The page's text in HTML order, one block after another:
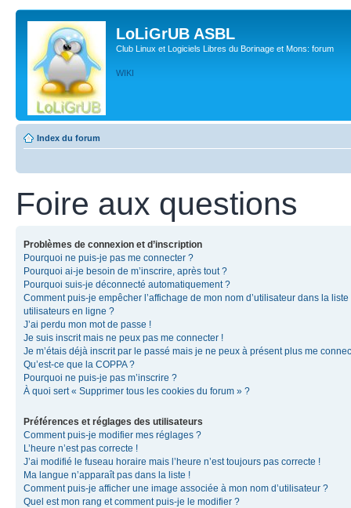
LoLiGrUB ASBL
Club Linux et Logiciels Libres du Borinage et Mons: forum
WIKI
Index du forum
Foire aux questions
Problèmes de connexion et d’inscription
Pourquoi ne puis-je pas me connecter ?
Pourquoi ai-je besoin de m’inscrire, après tout ?
Pourquoi suis-je déconnecté automatiquement ?
Comment puis-je empêcher l’affichage de mon nom d’utilisateur dans la liste
utilisateurs en ligne ?
J’ai perdu mon mot de passe !
Je suis inscrit mais ne peux pas me connecter !
Je m’étais déjà inscrit par le passé mais je ne peux à présent plus me
Qu’est-ce que la COPPA ?
Pourquoi ne puis-je pas m’inscrire ?
À quoi sert « Supprimer tous les cookies du forum » ?
Préférences et réglages des utilisateurs
Comment puis-je modifier mes réglages ?
L’heure n’est pas correcte !
J’ai modifié le fuseau horaire mais l’heure n’est toujours pas correcte !
Ma langue n’apparaît pas dans la liste !
Comment puis-je afficher une image associée à mon nom d’utilisateur ?
Quel est mon rang et comment puis-je le modifier ?